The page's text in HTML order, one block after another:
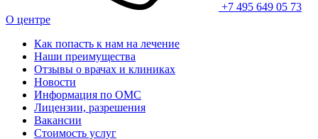
+7 495 649 05 73
О центре
Как попасть к нам на лечение
Наши преимущества
Отзывы о врачах и клиниках
Новости
Информация по ОМС
Лицензии, разрешения
Вакансии
Стоимость услуг